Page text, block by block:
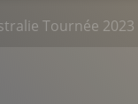
Tournée 2023